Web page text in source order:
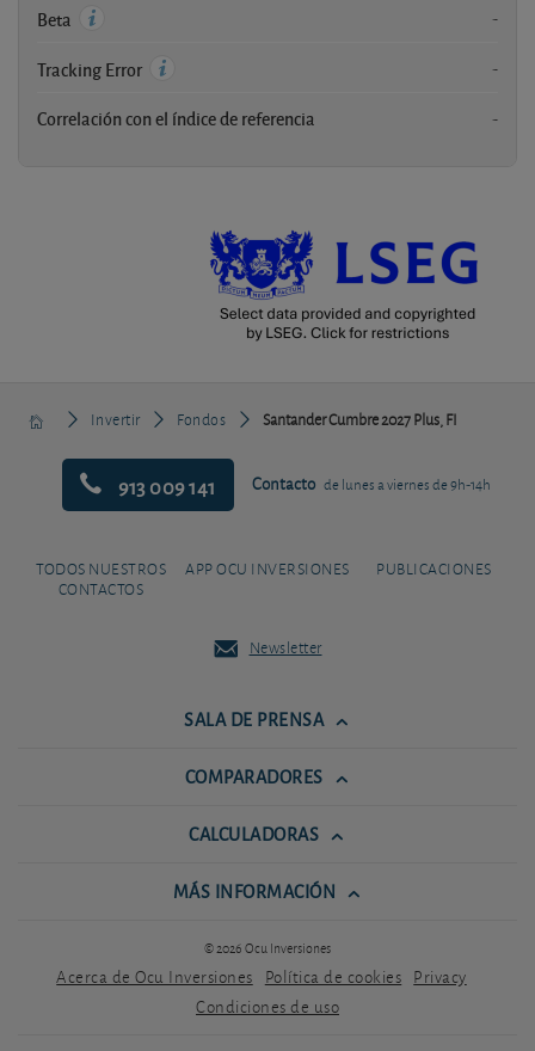
Beta -
Tracking Error -
Correlación con el índice de referencia -
Invertir Fondos Santander Cumbre 2027 Plus, FI
913 009 141 Contacto de lunes a viernes de 9h-14h
TODOS NUESTROS
CONTACTOS
APP OCU INVERSIONES PUBLICACIONES
Newsletter
SALA DE PRENSA
COMPARADORES
CALCULADORAS
MÁS INFORMACIÓN
© 2026 Ocu Inversiones
Acerca de Ocu Inversiones Política de cookies Privacy
Condiciones de uso